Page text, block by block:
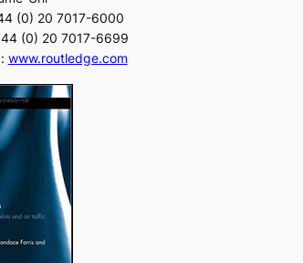
(0) 20 7017-6000
(0) 20 7017-6699
www.routledge.com